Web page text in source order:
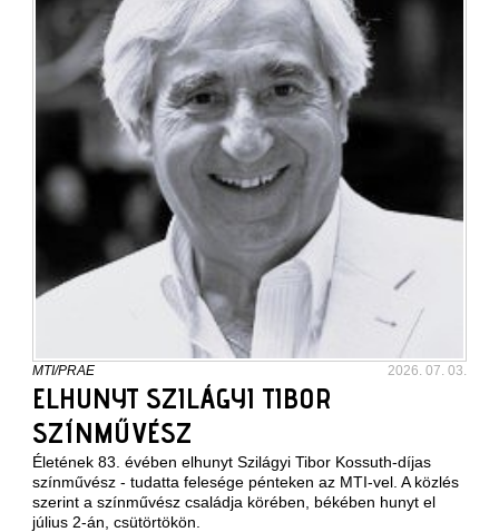
MTI/PRAE 2026. 07. 03.
ELHUNYT SZILÁGYI TIBOR
SZÍNMŰVÉSZ
Életének 83. évében elhunyt Szilágyi Tibor Kossuth-díjas
színművész - tudatta felesége pénteken az MTI-vel. A közlés
szerint a színművész családja körében, békében hunyt el
július 2-án, csütörtökön.